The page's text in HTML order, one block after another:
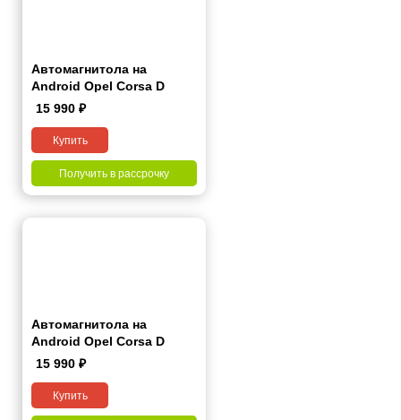
Автомагнитола на
Android Opel Corsa D
2006-2015 7 дюймов
15 990 ₽
Купить
Получить в рассрочку
Автомагнитола на
Android Opel Corsa D
2006-2015 9 дюймов
15 990 ₽
Купить